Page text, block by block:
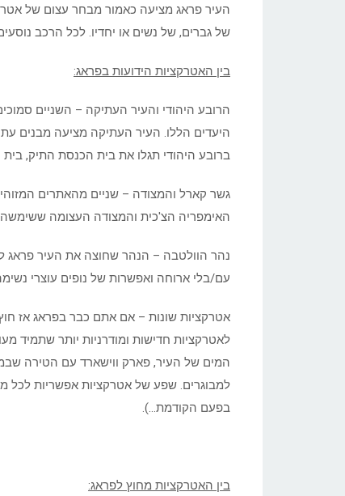
העיר פראג מציעה כאמור מבחר עצום של
של גברים, של נשים או יחדיו. לכל הרכב
בין האטרקציות הידועות בפראג:
הרובע היהודי והעיר העתיקה – השניים
היעדים הללו. העיר העתיקה מציעה מבנים
ברובע היהודי תגלו את בית הכנסת התיק, בית
גשר קארל והמצודה – שניים מהאתרים
האימפריה הצ'כית והמצודה העצומה
נהר הוולטבה – הנהר שחוצה את העיר פראג
עם/בלי ארוחה ואפשרות של נופים עוצרי
אטרקציות שונות – אם אתם כבר בפראג אז
לאטרקציות חדישות ומודרניות יותר שתמיד
המים של העיר, פארק ווישארד עם הטירה
למבוגרים. שפע של אטרקציות אפשריות לכל
בפעם הקודמת…).
בין האטרקציות מחוץ לפראג: